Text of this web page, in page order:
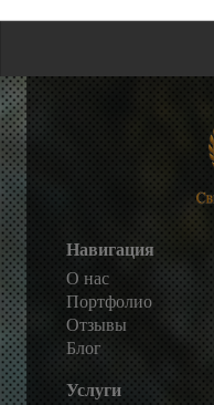
Навигация
О нас
Портфолио
Отзывы
Блог
Услуги